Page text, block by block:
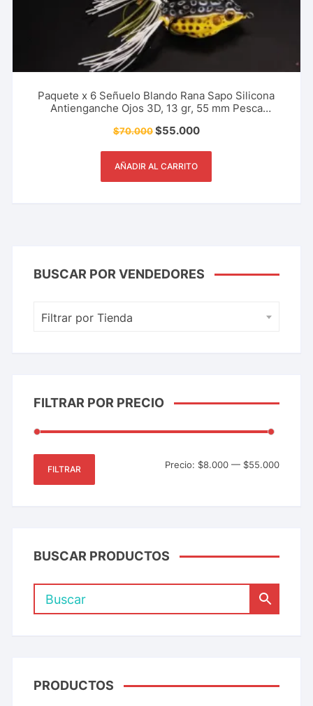
Paquete x 6 Señuelo Blando Rana Sapo Silicona
Antienganche Ojos 3D, 13 gr, 55 mm Pesca
$70.000$55.000
AÑADIR AL CARRITO
BUSCAR POR VENDEDORES
Filtrar por Tienda
FILTRAR POR PRECIO
FILTRAR Precio: $8.000— $55.000
BUSCAR PRODUCTOS
PRODUCTOS